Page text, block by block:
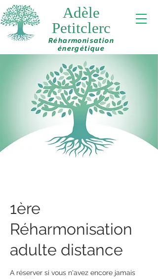
Adèle
Petitclerc
Réharmonisation
énergétique
1ère
Réharmonisation
adulte distance
A réserver si vous n'avez encore jamais